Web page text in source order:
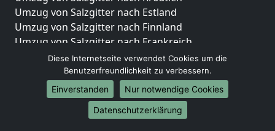
Umzug von Salzgitter nach Estland
Umzug von Salzgitter nach Finnland
Umzug von Salzgitter nach Frankreich
Umzug von Salzgitter nach Griechenland
Umzug von Salzgitter nach Italien
Umzug von Salzgitter nach Liechtenstein
Umzug von Salzgitter nach Luxemburg
Umzug von Salzgitter nach Niederlande
Diese Internetseite verwendet Cookies um die
Benutzerfreundlichkeit zu verbessern.
Einverstanden
Nur notwendige Cookies
Datenschutzerklärung